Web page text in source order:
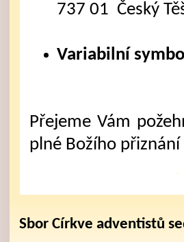
737 01 Český
Variabilní
Přejeme Vám
plné Božího
Sbor Církve adventistů